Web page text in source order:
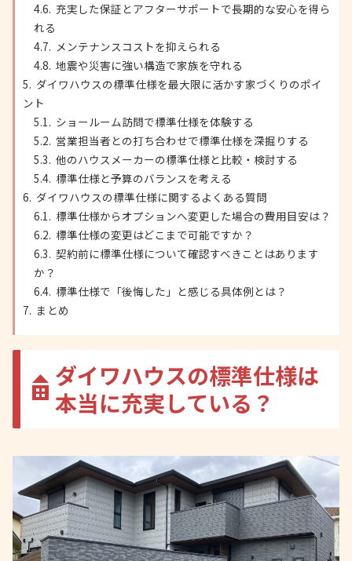
充実した保証とアフターサポートで長期的な安心を得ら
れる
メンテナンスコストを抑えられる
地震や災害に強い構造で家族を守れる
ダイワハウスの標準仕様を最大限に活かす家づくりのポイ
ント
ショールーム訪問で標準仕様を体験する
営業担当者との打ち合わせで標準仕様を深掘りする
他のハウスメーカーの標準仕様と比較・検討する
標準仕様と予算のバランスを考える
ダイワハウスの標準仕様に関するよくある質問
標準仕様からオプションへ変更した場合の費用目安は？
標準仕様の変更はどこまで可能ですか？
契約前に標準仕様について確認すべきことはあります
か？
標準仕様で「後悔した」と感じる具体例とは？
まとめ
ダイワハウスの標準仕様は
本当に充実している？